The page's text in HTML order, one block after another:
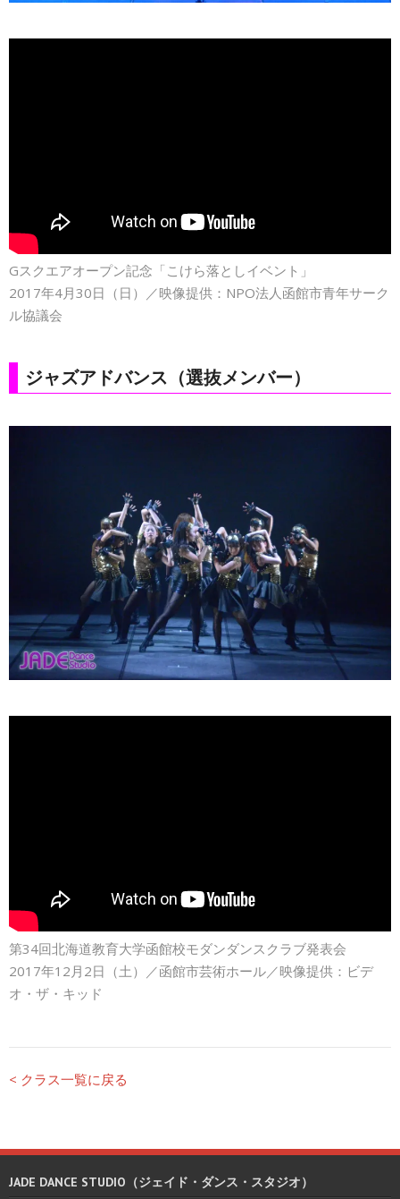
Gスクエアオープン記念「こけら落としイベント」
2017年4月30日（日）／映像提供：NPO法人函館市青年サーク
ル協議会
ジャズアドバンス（選抜メンバー）
第34回北海道教育大学函館校モダンダンスクラブ発表会
2017年12月2日（土）／函館市芸術ホール／映像提供：ビデ
オ・ザ・キッド
< クラス一覧に戻る
JADE DANCE STUDIO（ジェイド・ダンス・スタジオ）